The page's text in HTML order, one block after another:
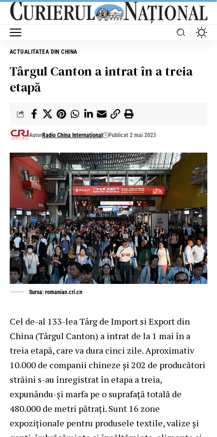
ACTUALITATEA DIN CHINA
Târgul Canton a intrat în a treia
etapă
AutorRadio China Internaţional Publicat 2 mai 2023
Sursa: romanian.cri.cn
Cel de-al 133-lea Târg de Import si Export din
China (Târgul Canton) a intrat de la 1 mai în a
treia etapă, care va dura cinci zile. Aproximativ
10.000 de companii chineze şi 202 de producători
străini s-au înregistrat în etapa a treia,
expunându-şi marfa pe o suprafaţă totală de
480.000 de metri pătraţi. Sunt 16 zone
expoziţionale pentru produsele textile, valize şi